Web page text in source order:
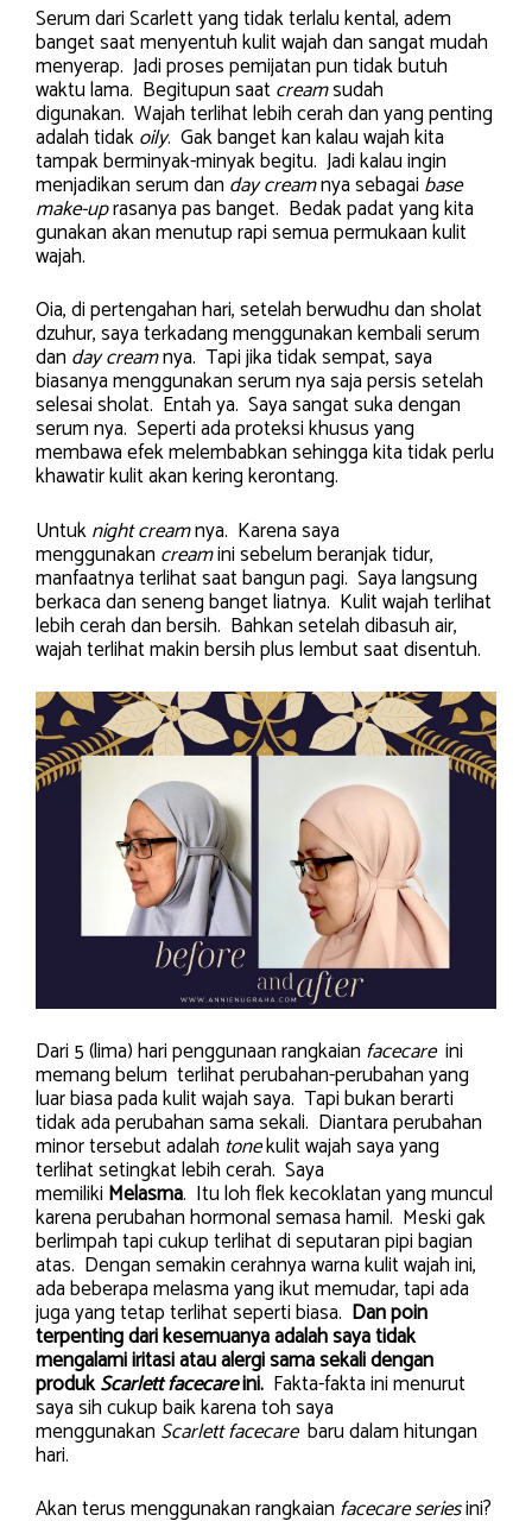
Serum dari Scarlett yang tidak terlalu kental, adem
banget saat menyentuh kulit wajah dan sangat mudah
menyerap. Jadi proses pemijatan pun tidak butuh
waktu lama. Begitupun saatcreamsudah
digunakan. Wajah terlihat lebih cerah dan yang penting
adalah tidakoily. Gak banget kan kalau wajah kita
tampak berminyak-minyak begitu. Jadi kalau ingin
menjadikan serum dan day creamnya sebagai base
make-uprasanya pas banget. Bedak padat yang kita
gunakan akan menutup rapi semua permukaan kulit
wajah.
Oia, di pertengahan hari, setelah berwudhu dan sholat
dzuhur, saya terkadang menggunakan kembali serum
dan day creamnya. Tapi jika tidak sempat, saya
biasanya menggunakan serum nya saja persis setelah
selesai sholat. Entah ya. Saya sangat suka dengan
serum nya. Seperti ada proteksi khusus yang
membawa efek melembabkan sehingga kita tidak perlu
khawatir kulit akan kering kerontang.
Untuknight creamnya. Karena saya
menggunakan creamini sebelum beranjak tidur,
manfaatnya terlihat saat bangun pagi. Saya langsung
berkaca dan seneng banget liatnya. Kulit wajah terlihat
lebih cerah dan bersih. Bahkan setelah dibasuh air,
wajah terlihat makin bersih plus lembut saat disentuh.
Dari 5 (lima) hari penggunaan rangkaian facecareini
memang belum terlihat perubahan-perubahan yang
luar biasa pada kulit wajah saya. Tapi bukan berarti
tidak ada perubahan sama sekali. Diantara perubahan
minor tersebut adalah tonekulit wajah saya yang
terlihat setingkat lebih cerah. Saya
memiliki Melasma. Itu loh flek kecoklatan yang muncul
karena perubahan hormonal semasa hamil. Meski gak
berlimpah tapi cukup terlihat di seputaran pipi bagian
atas. Dengan semakin cerahnya warna kulit wajah ini,
ada beberapa melasma yang ikut memudar, tapi ada
juga yang tetap terlihat seperti biasa. Dan poin
terpenting dari kesemuanya adalah saya tidak
mengalami iritasi atau alergi sama sekali dengan
produkScarlett facecareini. Fakta-fakta ini menurut
saya sih cukup baik karena toh saya
menggunakan Scarlett facecare baru dalam hitungan
hari.
Akan terus menggunakan rangkaian facecare seriesini?